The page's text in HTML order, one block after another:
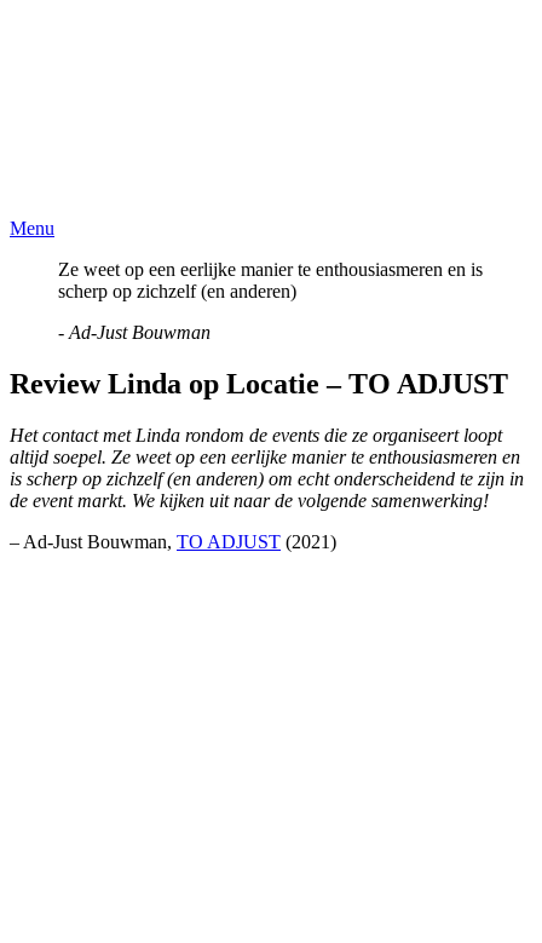
Menu
Ze weet op een eerlijke manier te enthousiasmeren en is
scherp op zichzelf (en anderen)
- Ad-Just Bouwman
Review Linda op Locatie – TO ADJUST
Het contact met Linda rondom de events die ze organiseert loopt
altijd soepel. Ze weet op een eerlijke manier te enthousiasmeren en
is scherp op zichzelf (en anderen) om echt onderscheidend te zijn in
de event markt. We kijken uit naar de volgende samenwerking!
– Ad-Just Bouwman, TO ADJUST (2021)